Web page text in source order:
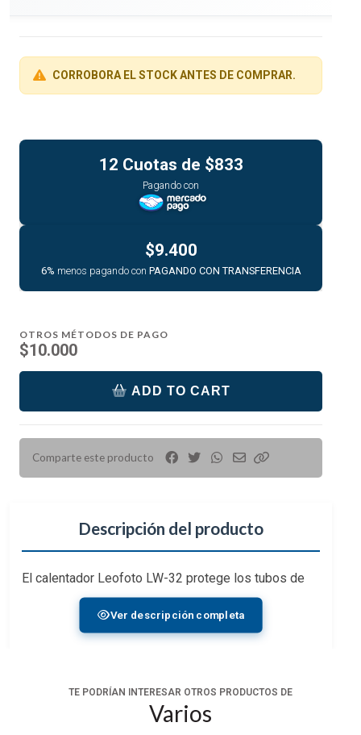
CORROBORA EL STOCK ANTES DE COMPRAR.
12 Cuotas de $833
Pagando con
$9.400
6% menos pagando con PAGANDO CON TRANSFERENCIA
OTROS MÉTODOS DE PAGO
$10.000
ADD TO CART
Comparte este producto
Descripción del producto
El calentador Leofoto LW-32 protege los tubos de
las patas del trípode contra golpes y rozaduras,
además de proteger las manos cuando la
temperatura es cercana a 0 grados celsius. Es
Se instala fácilmente con un velcro en patas de
Ver descripción completa
TE PODRÍAN INTERESAR OTROS PRODUCTOS DE
Varios